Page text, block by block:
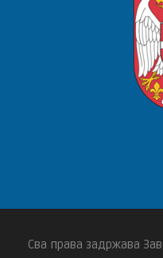
Сва права задржава